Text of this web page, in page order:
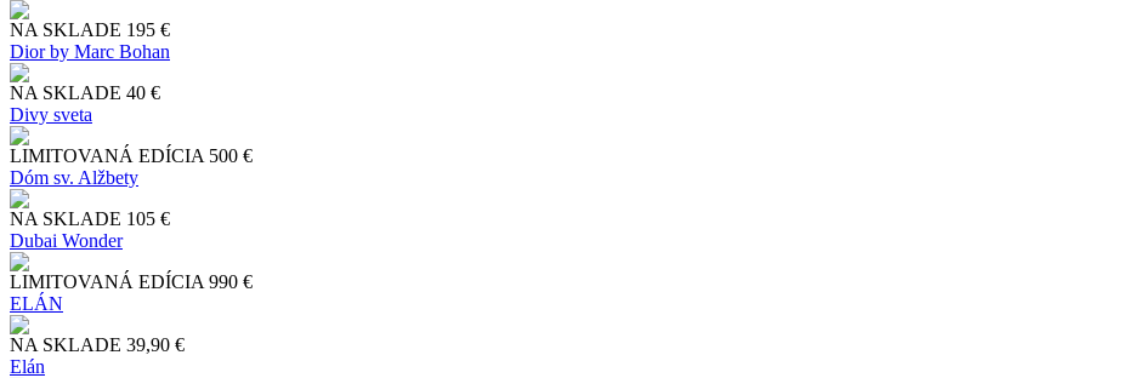
NA SKLADE 195 €
Dior by Marc Bohan
NA SKLADE 40 €
Divy sveta
LIMITOVANÁ EDÍCIA 500 €
Dóm sv. Alžbety
NA SKLADE 105 €
Dubai Wonder
LIMITOVANÁ EDÍCIA 990 €
ELÁN
NA SKLADE 39,90 €
Elán